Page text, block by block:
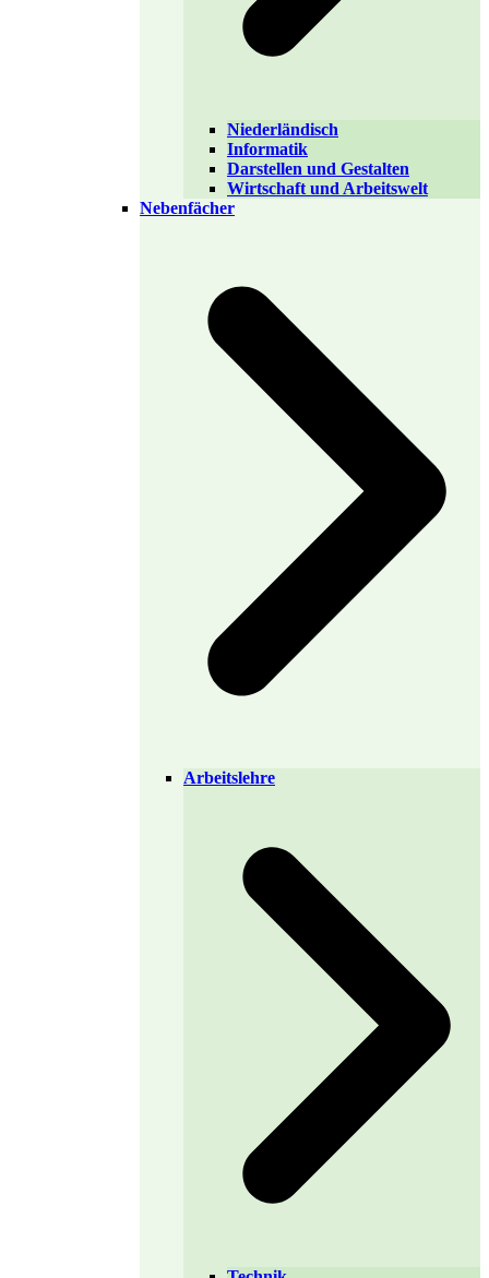
Niederländisch
Informatik
Darstellen und Gestalten
Wirtschaft und Arbeitswelt
Nebenfächer
Arbeitslehre